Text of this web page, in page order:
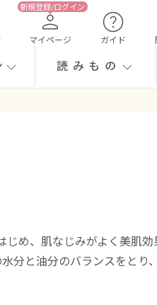
マイページ ガイド
読みもの
め、肌なじみがよく美肌効
分と油分のバランスをとり